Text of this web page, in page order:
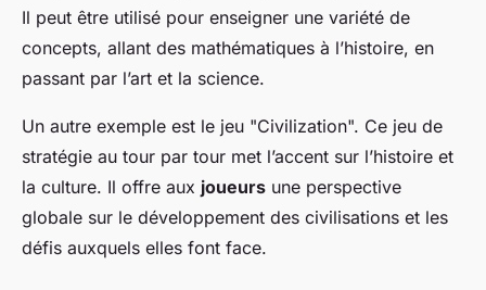
Il peut être utilisé pour enseigner une variété de
concepts, allant des mathématiques à l’histoire, en
passant par l’art et la science.
Un autre exemple est le jeu "Civilization". Ce jeu de
stratégie au tour par tour met l’accent sur l’histoire et
la culture. Il offre aux joueurs une perspective
globale sur le développement des civilisations et les
défis auxquels elles font face.